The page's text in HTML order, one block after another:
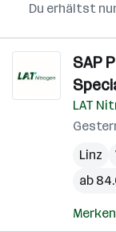
Du erhältst
SAP
LAT
Linz
ab
Merken